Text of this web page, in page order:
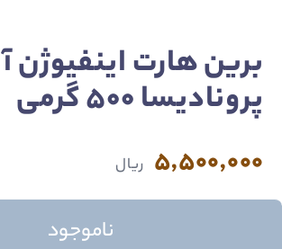
برین هارت اینفیوژن
پرونادیسا 500 گرمی
5,500,000 ریال
ناموجود